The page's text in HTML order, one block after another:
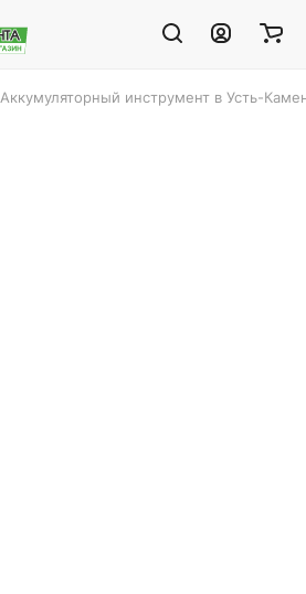
Аккумуляторный инструмент в Усть-